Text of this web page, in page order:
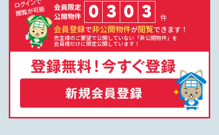
会員限定
公開物件
0 3 0 3 件
会員登録で非公開物件が閲覧できます！
売主様のご要望で公開していない「非公開物件」を
会員様だけに限定公開しています！